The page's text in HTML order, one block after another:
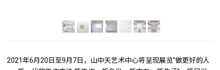
2021年6月20日至9月7日，山中天艺术中心将呈现展览“做更好的人